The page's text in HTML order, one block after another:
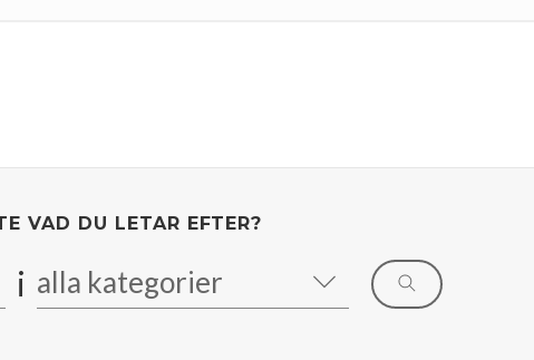
VAD DU LETAR EFTER?
i alla kategorier